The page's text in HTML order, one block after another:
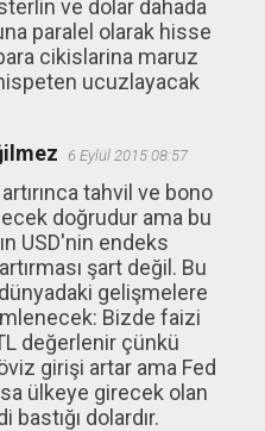
ve dolar dahada
paralel olarak hisse
cikislarina maruz
ucuzlayacak
6 Eylül 2015 08:57
tahvil ve bono
doğrudur ama bu
USD'nin endeks
şart değil. Bu
gelişmelere
Bizde faizi
değerlenir çünkü
girişi artar ama Fed
ülkeye girecek olan
bastığı dolardır.